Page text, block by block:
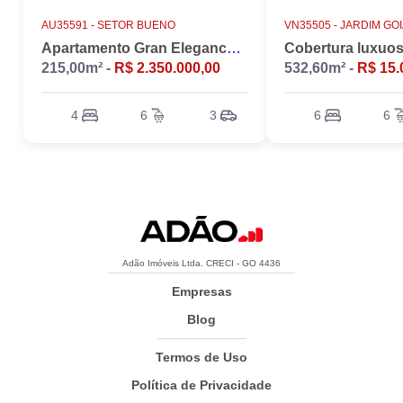
AU35591 - SETOR BUENO
Apartamento Gran Elegance - 4 suites + Home Office
215,00m² - R$ 2.350.000,00
4 6 3
VN35505 - JARDIM
532,60m² - R$
6 6
Adão Imóveis Ltda. CRECI - GO 4436
Empresas
Blog
Termos de Uso
Política de Privacidade